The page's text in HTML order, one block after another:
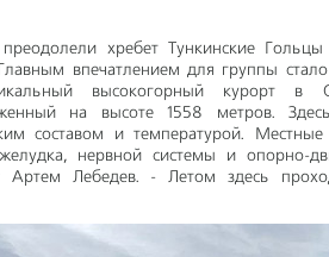
преодолели хребет Тункинские
впечатлением для группы
высокогорный курорт в
на высоте 1558 метров.
составом и температурой.
нервной системы и опорно-
Артем Лебедев. - Летом здесь